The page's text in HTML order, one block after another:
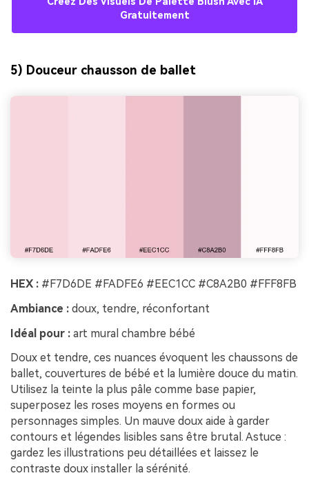
Gratuitement
5) Douceur chausson de ballet
HEX : #F7D6DE #FADFE6 #EEC1CC #C8A2B0 #FFF8FB
Ambiance : doux, tendre, réconfortant
Idéal pour : art mural chambre bébé
Doux et tendre, ces nuances évoquent les chaussons de
ballet, couvertures de bébé et la lumière douce du matin.
Utilisez la teinte la plus pâle comme base papier,
superposez les roses moyens en formes ou
personnages simples. Un mauve doux aide à garder
contours et légendes lisibles sans être brutal. Astuce :
gardez les illustrations peu détaillées et laissez le
contraste doux installer la sérénité.